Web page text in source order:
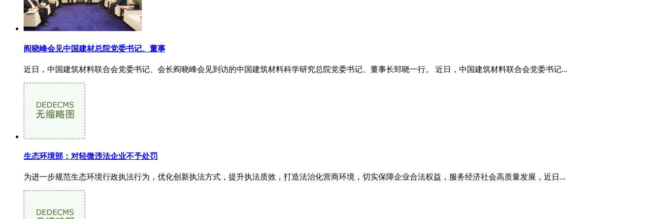
阎晓峰会见中国建材总院党委书记、董事
近日，中国建筑材料联合会党委书记、会长阎晓峰会见到访的中国建筑材料科学研究总院党委书记、董事长郅晓一行。 近日，中国建筑材料联合会党委书记...
生态环境部：对轻微违法企业不予处罚
为进一步规范生态环境行政执法行为，优化创新执法方式，提升执法质效，打造法治化营商环境，切实保障企业合法权益，服务经济社会高质量发展，近日...